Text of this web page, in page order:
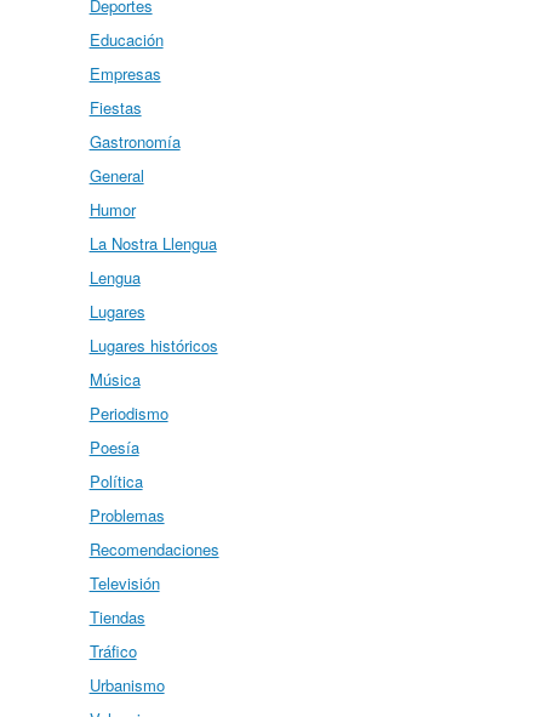
Deportes
Educación
Empresas
Fiestas
Gastronomía
General
Humor
La Nostra Llengua
Lengua
Lugares
Lugares históricos
Música
Periodismo
Poesía
Política
Problemas
Recomendaciones
Televisión
Tiendas
Tráfico
Urbanismo